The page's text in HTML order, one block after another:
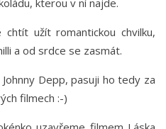
kterou v ní najde.
užít romantickou chvilku,
a od srdce se zasmát.
Johnny Depp, pasuji ho tedy za
filmech :-)